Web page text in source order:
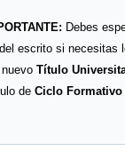
Debes
escrito si necesitas
Título
de Ciclo Formativo